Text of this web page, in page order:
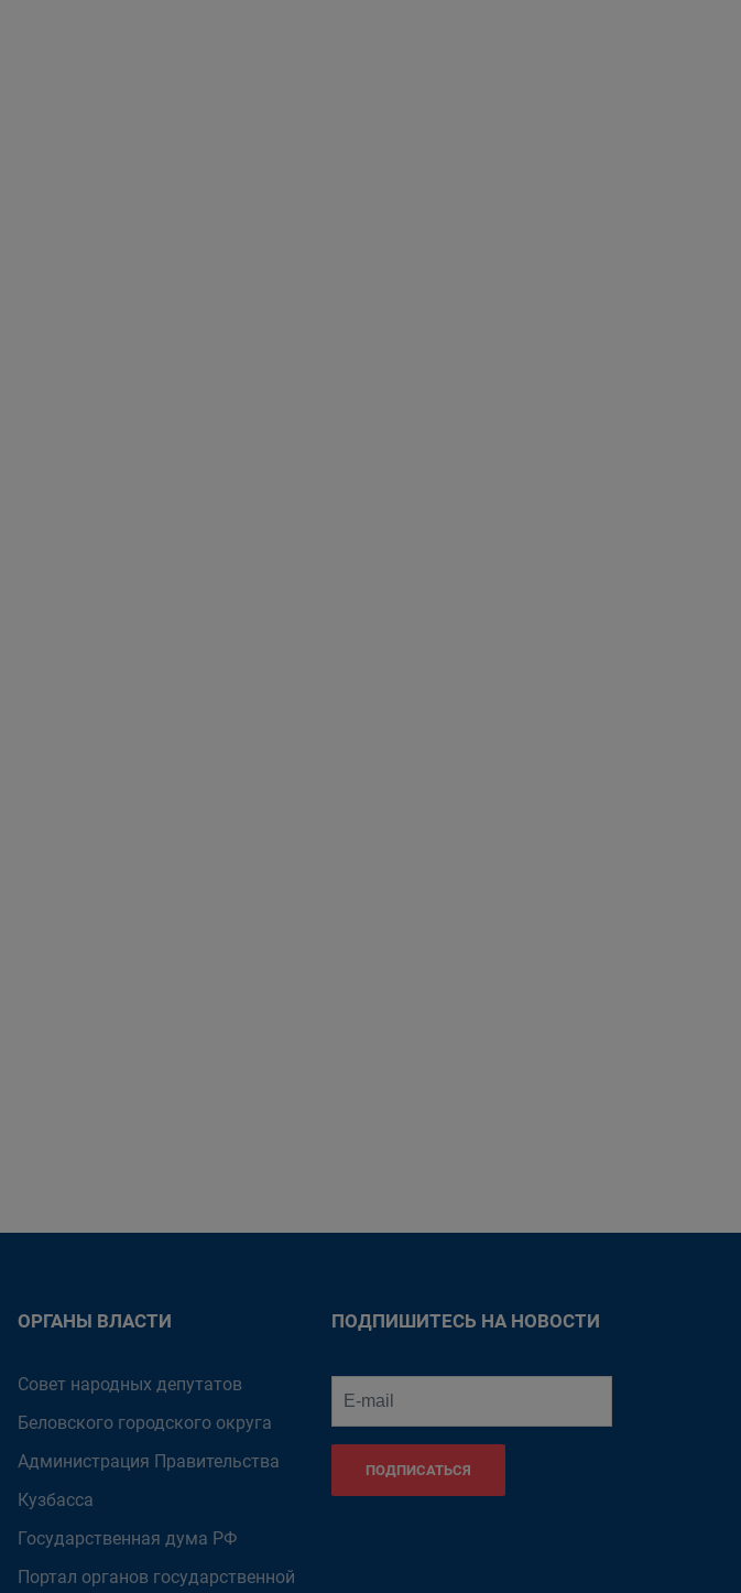
ОРГАНЫ ВЛАСТИ
Совет народных депутатов
Беловского городского округа
Администрация Правительства
Кузбасса
Государственная дума РФ
Портал органов государственной
ПОДПИШИТЕСЬ НА НОВОСТИ
ПОДПИСАТЬСЯ